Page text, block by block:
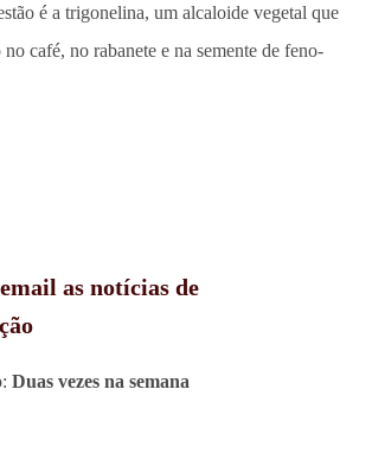
é a trigonelina, um alcaloide vegetal que
café, no rabanete e na semente de feno-
as notícias de
Duas vezes na semana